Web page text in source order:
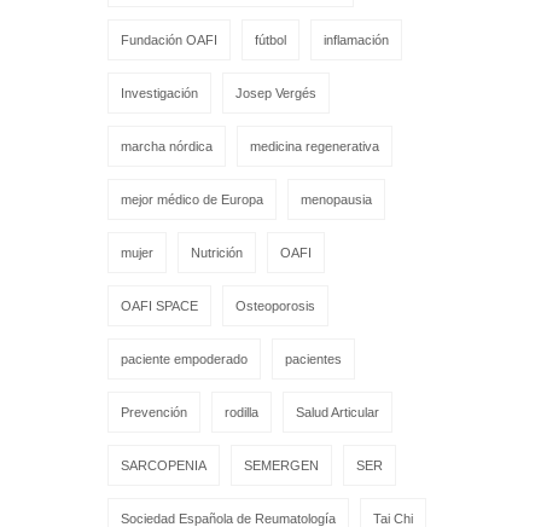
Fundación OAFI fútbol inflamación
Investigación Josep Vergés
marcha nórdica medicina regenerativa
mejor médico de Europa menopausia
mujer Nutrición OAFI
OAFI SPACE Osteoporosis
paciente empoderado pacientes
Prevención rodilla Salud Articular
SARCOPENIA SEMERGEN SER
Sociedad Española de Reumatología Tai Chi